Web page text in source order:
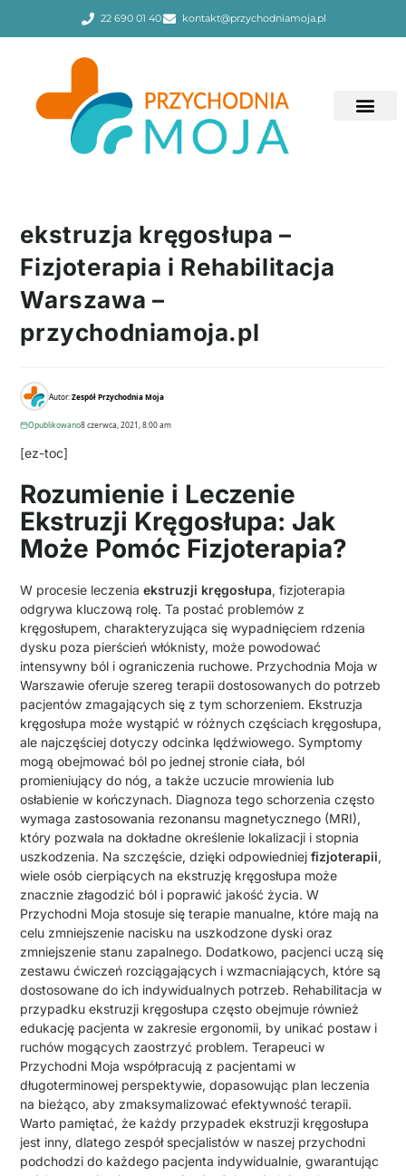
22 690 01 40 kontakt@przychodniamoja.pl
ekstruzja kręgosłupa –
Fizjoterapia i Rehabilitacja
Warszawa –
przychodniamoja.pl
Autor:Zespół Przychodnia Moja
Opublikowano8 czerwca, 2021, 8:00 am
[ez-toc]
Rozumienie i Leczenie
Ekstruzji Kręgosłupa: Jak
Może Pomóc Fizjoterapia?
W procesie leczeniaekstruzji kręgosłupa, fizjoterapia
odgrywa kluczową rolę. Ta postać problemów z
kręgosłupem, charakteryzująca się wypadnięciem rdzenia
dysku poza pierścień włóknisty, może powodować
intensywny ból i ograniczenia ruchowe. Przychodnia Moja w
Warszawie oferuje szereg terapii dostosowanych do potrzeb
pacjentów zmagających się z tym schorzeniem. Ekstruzja
kręgosłupa może wystąpić w różnych częściach kręgosłupa,
ale najczęściej dotyczy odcinka lędźwiowego. Symptomy
mogą obejmować ból po jednej stronie ciała, ból
promieniujący do nóg, a także uczucie mrowienia lub
osłabienie w kończynach. Diagnoza tego schorzenia często
wymaga zastosowania rezonansu magnetycznego (MRI),
który pozwala na dokładne określenie lokalizacji i stopnia
uszkodzenia. Na szczęście, dzięki odpowiedniejfizjoterapii,
wiele osób cierpiących na ekstruzję kręgosłupa może
znacznie złagodzić ból i poprawić jakość życia. W
Przychodni Moja stosuje się terapie manualne, które mają na
celu zmniejszenie nacisku na uszkodzone dyski oraz
zmniejszenie stanu zapalnego. Dodatkowo, pacjenci uczą się
zestawu ćwiczeń rozciągających i wzmacniających, które są
dostosowane do ich indywidualnych potrzeb. Rehabilitacja w
przypadku ekstruzji kręgosłupa często obejmuje również
edukację pacjenta w zakresie ergonomii, by unikać postaw i
ruchów mogących zaostrzyć problem. Terapeuci w
Przychodni Moja współpracują z pacjentami w
długoterminowej perspektywie, dopasowując plan leczenia
na bieżąco, aby zmaksymalizować efektywność terapii.
Warto pamiętać, że każdy przypadek ekstruzji kręgosłupa
jest inny, dlatego zespół specjalistów w naszej przychodni
podchodzi do każdego pacjenta indywidualnie, gwarantując